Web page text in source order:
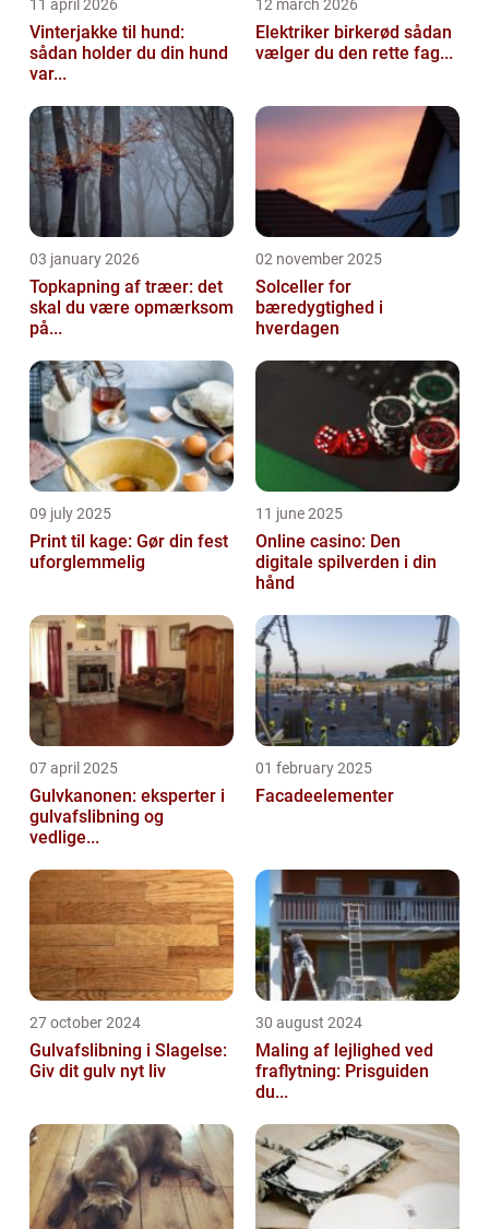
11 april 2026
Vinterjakke til hund:
sådan holder du din hund
var...
12 march 2026
Elektriker birkerød sådan
vælger du den rette fag...
03 january 2026
Topkapning af træer: det
skal du være opmærksom
på...
02 november 2025
Solceller for
bæredygtighed i
hverdagen
09 july 2025
Print til kage: Gør din fest
uforglemmelig
11 june 2025
Online casino: Den
digitale spilverden i din
hånd
07 april 2025
Gulvkanonen: eksperter i
gulvafslibning og
vedlige...
01 february 2025
Facadeelementer
27 october 2024
Gulvafslibning i Slagelse:
Giv dit gulv nyt liv
30 august 2024
Maling af lejlighed ved
fraflytning: Prisguiden
du...